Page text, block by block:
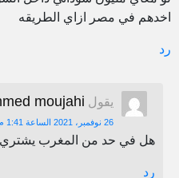
اخدهم في مصر ازاي الطريقه
رد
يقول moujahi
26 نوفمبر، 2021 الساعة 1:41 م
هل في حد من المغرب يشتري
رد